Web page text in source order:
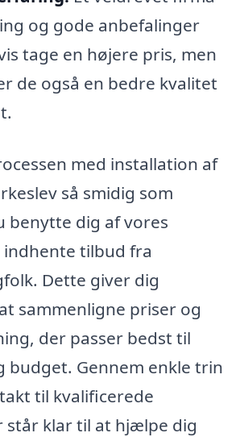
og gode anbefalinger
tage en højere pris, men
de også en bedre kvalitet
med installation af
så smidig som
benytte dig af vores
tilbud fra
Dette giver dig
sammenligne priser og
der passer bedst til
budget. Gennem enkle trin
til kvalificerede
står klar til at hjælpe dig